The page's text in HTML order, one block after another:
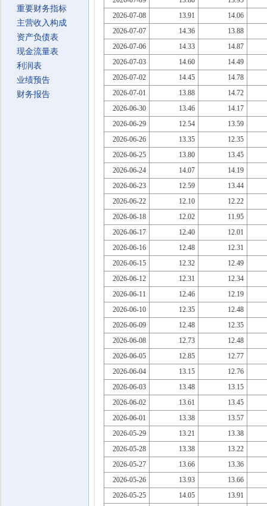
重要财务指标
主营收入构成
资产负债表
现金流量表
利润表
业绩预告
财务报告
2026-07-08
13.91
14.06
2026-07-07
14.36
13.88
2026-07-06
14.33
14.87
2026-07-03
14.60
14.49
2026-07-02
14.45
14.78
2026-07-01
13.88
14.72
2026-06-30
13.46
14.17
2026-06-29
12.54
13.59
2026-06-26
13.35
12.35
2026-06-25
13.80
13.45
2026-06-24
14.07
14.19
2026-06-23
12.59
13.44
2026-06-22
12.10
12.22
2026-06-18
12.02
11.95
2026-06-17
12.40
12.01
2026-06-16
12.48
12.31
2026-06-15
12.32
12.49
2026-06-12
12.31
12.34
2026-06-11
12.46
12.19
2026-06-10
12.35
12.48
2026-06-09
12.48
12.35
2026-06-08
12.73
12.48
2026-06-05
12.85
12.77
2026-06-04
13.15
12.76
2026-06-03
13.48
13.15
2026-06-02
13.61
13.45
2026-06-01
13.38
13.57
2026-05-29
13.21
13.38
2026-05-28
13.38
13.22
2026-05-27
13.66
13.36
2026-05-26
13.93
13.66
2026-05-25
14.05
13.91